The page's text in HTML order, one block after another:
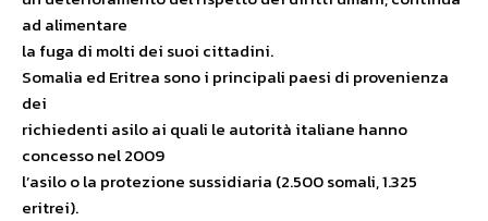
ad alimentare
la fuga di molti dei suoi cittadini.
Somalia ed Eritrea sono i principali paesi di provenienza
dei
richiedenti asilo ai quali le autorità italiane hanno
concesso nel 2009
l’asilo o la protezione sussidiaria (2.500 somali, 1.325
eritrei).